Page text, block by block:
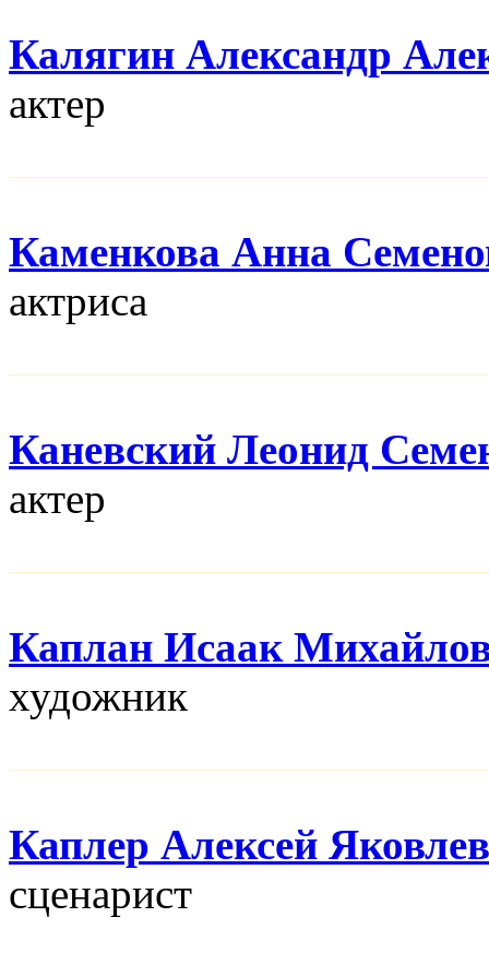
Калягин Александр
актер
Каменкова Анна
актриса
Каневский Леонид
актер
Каплан Исаак
художник
Каплер Алексей
сценарист